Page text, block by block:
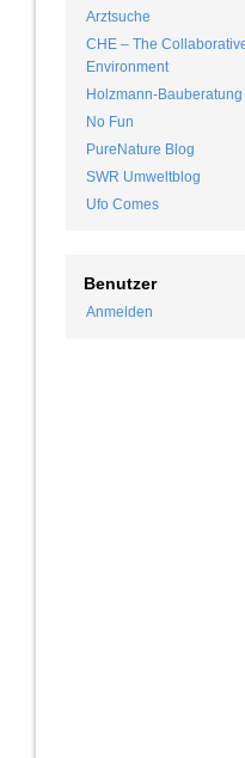
Arztsuche
CHE – The
Environment
Holzmann-Bauberatung
No Fun
PureNature Blog
SWR Umweltblog
Ufo Comes
Benutzer
Anmelden